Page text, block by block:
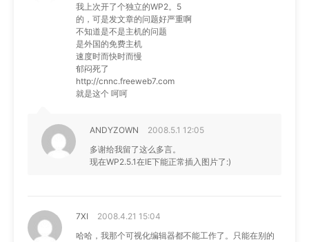
我上次开了个独立的WP2。5
的，可是发文章的问题好严重啊
不知道是不是主机的问题
是外国的免费主机
速度时而快时而慢
郁闷死了
http://cnnc.freeweb7.com
就是这个 呵呵
ANDYZOWN
2008.5.1 12:05
多谢给我留了这么多言。
现在WP2.5.1在IE下能正常插入图片了:)
7XI
2008.4.21 15:04
哈哈，我那个可视化编辑器都不能工作了。只能在别的